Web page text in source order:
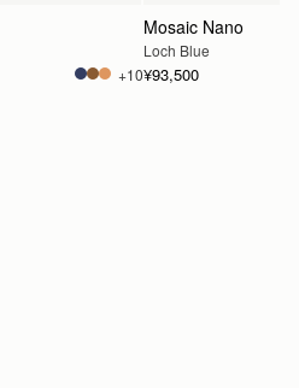
+10
Mosaic Nano
Loch Blue
¥93,500